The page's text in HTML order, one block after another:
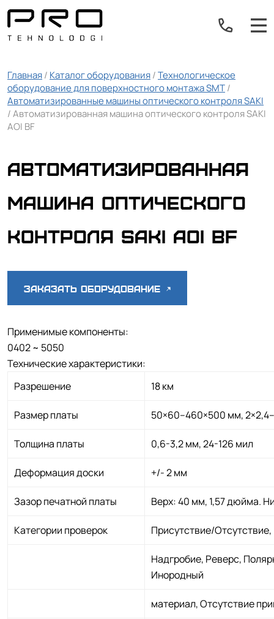
Главная/ Каталог оборудования/Технологическое
оборудование для поверхностного монтажа SMT/
Автоматизированные машины оптического контроля SAKI
/ Автоматизированная машина оптического контроля SAKI
AOI BF
Автоматизированная
машина оптического
контроля SAKI AOI BF
Заказать оборудование
Применимые компоненты:
0402 ~ 5050
Технические характеристики:
Разрешение
18 км
Размер платы 50×60–460×500 мм,
Толщина платы 0,6-3,2 мм, 24-126 мил
Деформация доски +/- 2 мм
Зазор печатной платы Верх: 40 мм, 1,57 дюйма.
Категории проверок Присутствие/
Надгробие, Реверс,
Инородный
материал, Отсутствие